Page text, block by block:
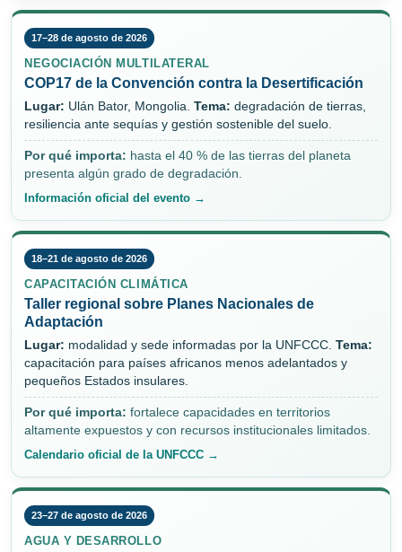
17–28 de agosto de 2026
NEGOCIACIÓN MULTILATERAL
COP17 de la Convención contra la Desertificación
Lugar: Ulán Bator, Mongolia. Tema: degradación de tierras,
resiliencia ante sequías y gestión sostenible del suelo.
Por qué importa: hasta el 40 % de las tierras del planeta
presenta algún grado de degradación.
Información oficial del evento →
18–21 de agosto de 2026
CAPACITACIÓN CLIMÁTICA
Taller regional sobre Planes Nacionales de
Adaptación
Lugar: modalidad y sede informadas por la UNFCCC. Tema:
capacitación para países africanos menos adelantados y
pequeños Estados insulares.
Por qué importa: fortalece capacidades en territorios
altamente expuestos y con recursos institucionales limitados.
Calendario oficial de la UNFCCC →
23–27 de agosto de 2026
AGUA Y DESARROLLO